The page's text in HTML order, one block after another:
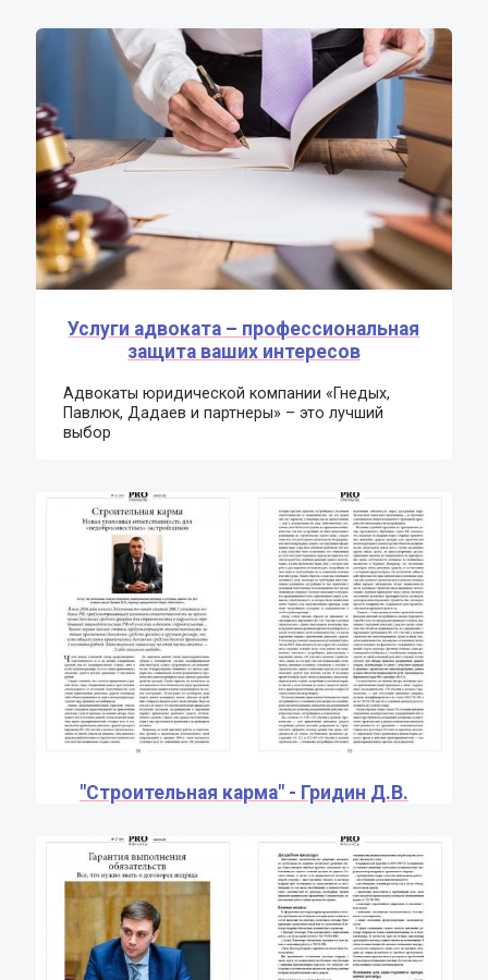
Услуги адвоката – профессиональная
защита ваших интересов
Адвокаты юридической компании «Гнедых,
Павлюк, Дадаев и партнеры» – это лучший
выбор
"Строительная карма" - Гридин Д.В.